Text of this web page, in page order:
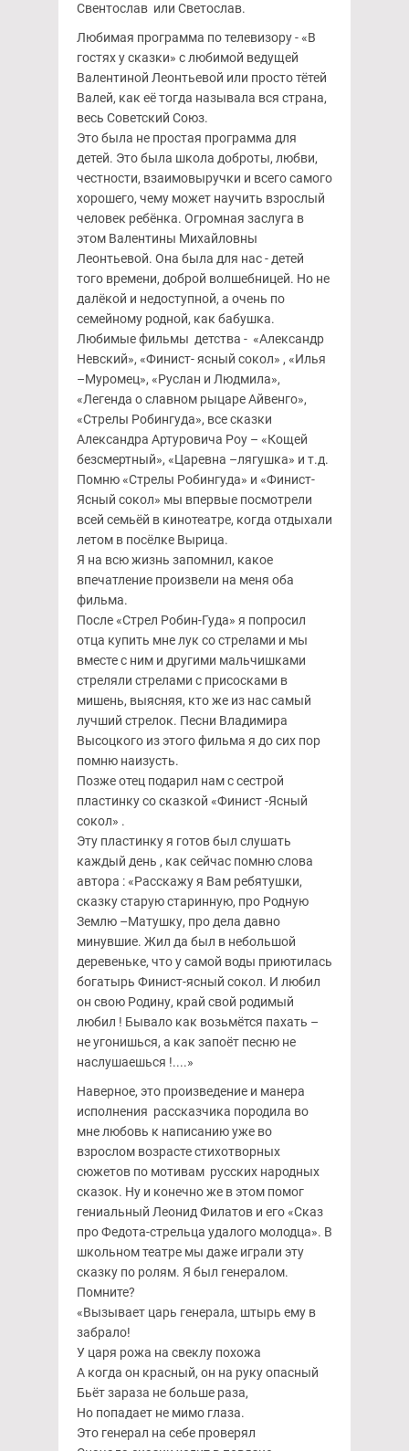
Свентослав или Светослав.
Любимая программа по телевизору - «В
гостях у сказки» с любимой ведущей
Валентиной Леонтьевой или просто тётей
Валей, как её тогда называла вся страна,
весь Советский Союз.
Это была не простая программа для
детей. Это была школа доброты, любви,
честности, взаимовыручки и всего самого
хорошего, чему может научить взрослый
человек ребёнка. Огромная заслуга в
этом Валентины Михайловны
Леонтьевой. Она была для нас - детей
того времени, доброй волшебницей. Но не
далёкой и недоступной, а очень по
семейному родной, как бабушка.
Любимые фильмы детства - «Александр
Невский», «Финист- ясный сокол» , «Илья
–Муромец», «Руслан и Людмила»,
«Легенда о славном рыцаре Айвенго»,
«Стрелы Робингуда», все сказки
Александра Артуровича Роу – «Кощей
безсмертный», «Царевна –лягушка» и т.д.
Помню «Стрелы Робингуда» и «Финист-
Ясный сокол» мы впервые посмотрели
всей семьёй в кинотеатре, когда отдыхали
летом в посёлке Вырица.
Я на всю жизнь запомнил, какое
впечатление произвели на меня оба
фильма.
После «Стрел Робин-Гуда» я попросил
отца купить мне лук со стрелами и мы
вместе с ним и другими мальчишками
стреляли стрелами с присосками в
мишень, выясняя, кто же из нас самый
лучший стрелок. Песни Владимира
Высоцкого из этого фильма я до сих пор
помню наизусть.
Позже отец подарил нам с сестрой
пластинку со сказкой «Финист -Ясный
сокол» .
Эту пластинку я готов был слушать
каждый день , как сейчас помню слова
автора : «Расскажу я Вам ребятушки,
сказку старую старинную, про Родную
Землю –Матушку, про дела давно
минувшие. Жил да был в небольшой
деревеньке, что у самой воды приютилась
богатырь Финист-ясный сокол. И любил
он свою Родину, край свой родимый
любил ! Бывало как возьмётся пахать –
не угонишься, а как запоёт песню не
наслушаешься !....»
Наверное, это произведение и манера
исполнения рассказчика породила во
мне любовь к написанию уже во
взрослом возрасте стихотворных
сюжетов по мотивам русских народных
сказок. Ну и конечно же в этом помог
гениальный Леонид Филатов и его «Сказ
про Федота-стрельца удалого молодца». В
школьном театре мы даже играли эту
сказку по ролям. Я был генералом.
Помните?
«Вызывает царь генерала, штырь ему в
забрало!
У царя рожа на свеклу похожа
А когда он красный, он на руку опасный
Бьёт зараза не больше раза,
Но попадает не мимо глаза.
Это генерал на себе проверял